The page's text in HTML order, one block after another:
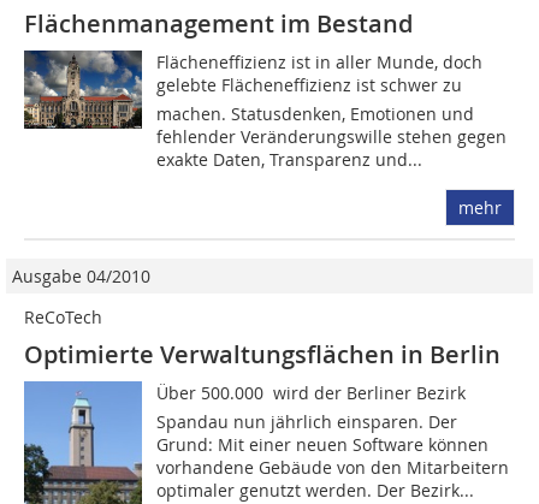
Flächenmanagement im Bestand
Flächeneffizienz ist in aller Munde, doch
gelebte Flächeneffizienz ist schwer zu
machen. Statusdenken, Emotionen und
fehlender Veränderungswille stehen gegen
exakte Daten, Transparenz und...
mehr
Ausgabe 04/2010
ReCoTech
Optimierte Verwaltungsflächen in Berlin
Über 500.000  wird der Berliner Bezirk
Spandau nun jährlich einsparen. Der
Grund: Mit einer neuen Software können
vorhandene Gebäude von den Mitarbeitern
optimaler genutzt werden. Der Bezirk...